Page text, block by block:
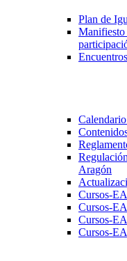
Plan de
Aragón
Cursos-
Cursos-
Cursos-
Cursos-